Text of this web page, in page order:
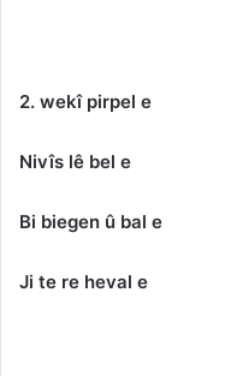
2. wekî pirpel e
Nivîs lê bel e
Bi biegen û bal e
Ji te re heval e